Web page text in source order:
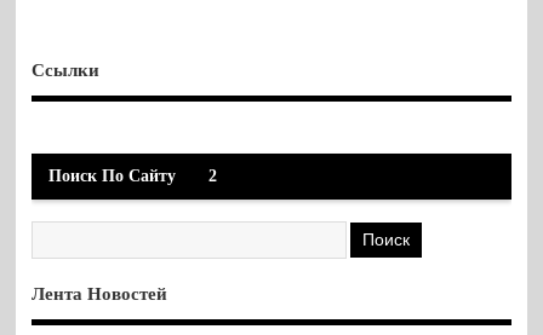
Ссылки
Поиск По Сайту 2
Лента Новостей